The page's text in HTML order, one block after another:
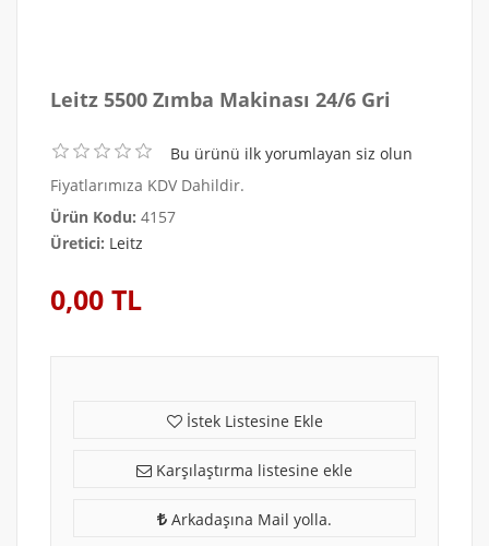
Leitz 5500 Zımba Makinası 24/6 Gri
Bu ürünü ilk yorumlayan siz olun
Fiyatlarımıza KDV Dahildir.
Ürün Kodu: 4157
Üretici: Leitz
0,00 TL
İstek Listesine Ekle
Karşılaştırma listesine ekle
Arkadaşına Mail yolla.